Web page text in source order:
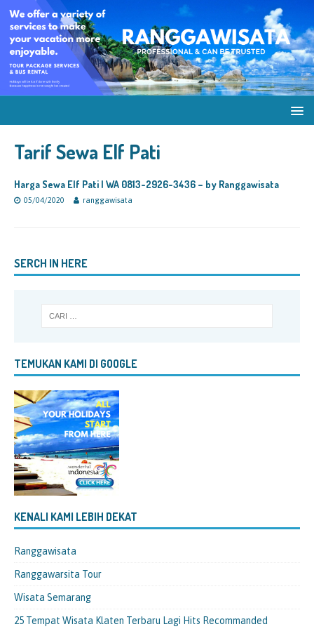
Tarif Sewa Elf Pati
Harga Sewa Elf Pati | WA 0813-2926-3436 – by Ranggawisata
05/04/2020 ranggawisata
SERCH IN HERE
TEMUKAN KAMI DI GOOGLE
KENALI KAMI LEBIH DEKAT
Ranggawisata
Ranggawarsita Tour
Wisata Semarang
25 Tempat Wisata Klaten Terbaru Lagi Hits Recommanded